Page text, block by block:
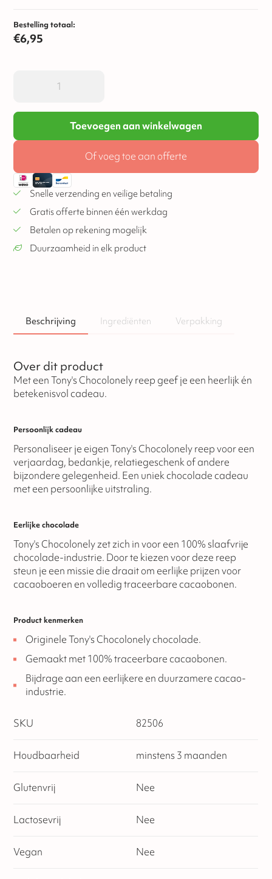
Bestelling totaal:
€6,95
Toevoegen aan winkelwagen
Of voeg toe aan offerte
Snelle verzending en veilige betaling
Gratis offerte binnen één werkdag
Betalen op rekening mogelijk
Duurzaamheid in elk product
Beschrijving Ingrediënten Verpakking
Over dit product
Met een Tony's Chocolonely reep geef je een heerlijk én
betekenisvol cadeau.
Persoonlijk cadeau
Personaliseer je eigen Tony's Chocolonely reep voor een
verjaardag, bedankje, relatiegeschenk of andere
bijzondere gelegenheid. Een uniek chocolade cadeau
met een persoonlijke uitstraling.
Eerlijke chocolade
Tony's Chocolonely zet zich in voor een 100% slaafvrije
chocolade-industrie. Door te kiezen voor deze reep
steun je een missie die draait om eerlijke prijzen voor
cacaoboeren en volledig traceerbare cacaobonen.
Product kenmerken
Originele Tony's Chocolonely chocolade.
Gemaakt met 100% traceerbare cacaobonen.
Bijdrage aan een eerlijkere en duurzamere cacao-
industrie.
SKU 82506
Houdbaarheid minstens 3 maanden
Glutenvrij Nee
Lactosevrij Nee
Vegan Nee